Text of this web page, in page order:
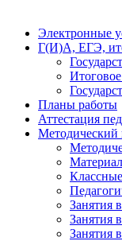
Электронные
Г(И)А, ЕГЭ,
Планы работы
Аттестация
Методический
Занятия